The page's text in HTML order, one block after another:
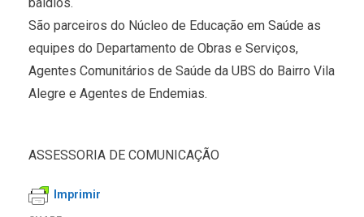
São parceiros do Núcleo de Educação em Saúde as
equipes do Departamento de Obras e Serviços,
Agentes Comunitários de Saúde da UBS do Bairro Vila
Alegre e Agentes de Endemias.
ASSESSORIA DE COMUNICAÇÃO
Imprimir